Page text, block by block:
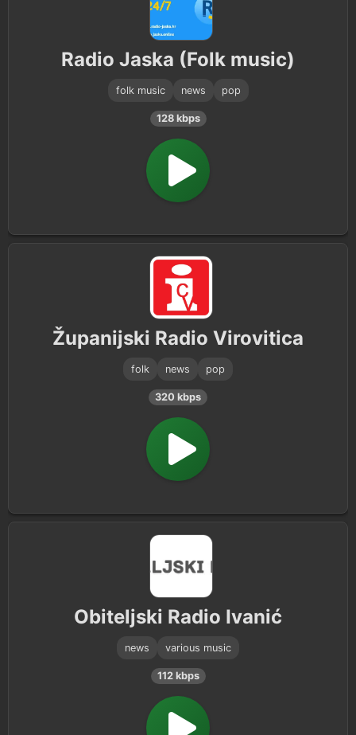
Radio Jaska (Folk music)
folk music news pop
128 kbps
Županijski Radio Virovitica
folk news pop
320 kbps
Obiteljski Radio Ivanić
news various music
112 kbps